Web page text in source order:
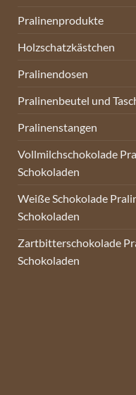
Pralinenprodukte
Holzschatzkästchen
Pralinendosen
Pralinenbeutel und
Pralinenstangen
Vollmilchschokolade
Schokoladen
Weiße Schokolade
Schokoladen
Zartbitterschokolade
Schokoladen